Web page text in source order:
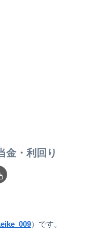
金・利回り
）です。